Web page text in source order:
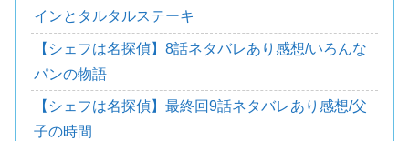
インとタルタルステーキ
【シェフは名探偵】8話ネタバレあり感想/いろんな
パンの物語
【シェフは名探偵】最終回9話ネタバレあり感想/父
子の時間